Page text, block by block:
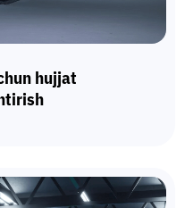
hujjat